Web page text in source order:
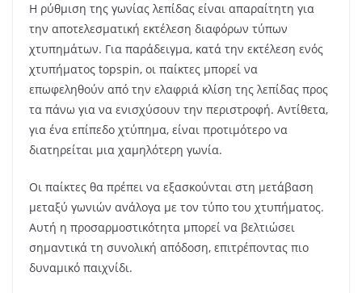
Η ρύθμιση της γωνίας λεπίδας είναι απαραίτητη για
την αποτελεσματική εκτέλεση διαφόρων τύπων
χτυπημάτων. Για παράδειγμα, κατά την εκτέλεση ενός
χτυπήματος topspin, οι παίκτες μπορεί να
επωφεληθούν από την ελαφριά κλίση της λεπίδας προς
τα πάνω για να ενισχύσουν την περιστροφή. Αντίθετα,
για ένα επίπεδο χτύπημα, είναι προτιμότερο να
διατηρείται μια χαμηλότερη γωνία.
Οι παίκτες θα πρέπει να εξασκούνται στη μετάβαση
μεταξύ γωνιών ανάλογα με τον τύπο του χτυπήματος.
Αυτή η προσαρμοστικότητα μπορεί να βελτιώσει
σημαντικά τη συνολική απόδοση, επιτρέποντας πιο
δυναμικό παιχνίδι.